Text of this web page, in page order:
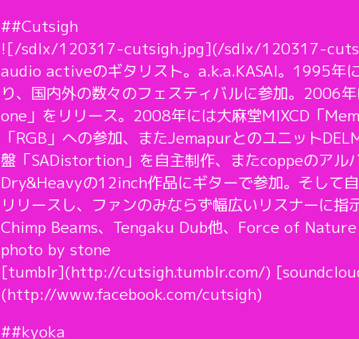
##Cutsigh
![/sdlx/120317-cutsigh.jpg](/sdlx/120317-
audio activeのギタリスト。a.k.a.KASAI。1995年
り、国内外の数々のフェスティバルに参加。2006
one」をリリース。2008年には大麻堂MIXCD「
「RGB」への参加、またJemapurとのユニット
盤「SADistortion」を自主制作、またcoppeのア
Dry&Heavyの12inch作品にギターで参加。そして
リリースし、ファンのみならず幅広いリスナーに
Chimp Beams、Tengaku Dub他、Force of Nature
photo by stone
[tumblr](http://cutsigh.tumblr.com/)
(http://www.facebook.com/cutsigh)
##kyoka